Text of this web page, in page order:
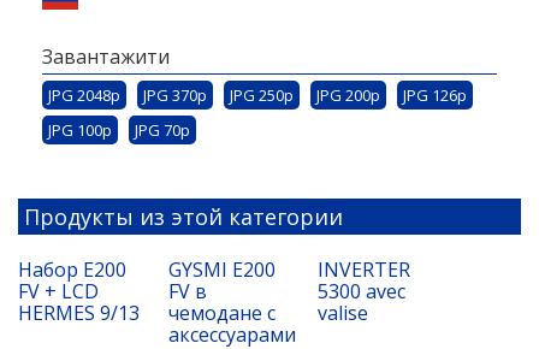
Завантажити
JPG 2048p JPG 370p JPG 250p JPG 200p
JPG 126p
JPG 100p
JPG 70p
Продукты из этой категории
Набор E200
FV + LCD
HERMES 9/13
GYSMI E200
FV в
чемодане с
аксессуарами
INVERTER
5300 avec
valise